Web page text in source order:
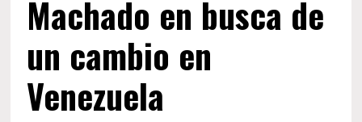
Machado en busca de
un cambio en
Venezuela